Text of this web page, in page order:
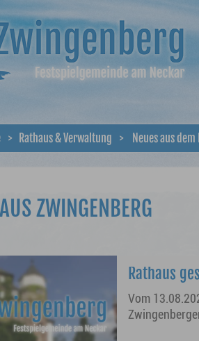
> Rathaus & Verwaltung > Neues aus
ZWINGENBERG
Rathaus
Vom